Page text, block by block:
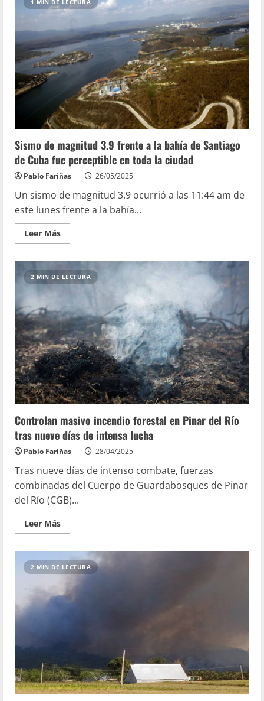
Sismo de magnitud 3.9 frente a la bahía de Santiago
de Cuba fue perceptible en toda la ciudad
Pablo Fariñas 26/05/2025
Un sismo de magnitud 3.9 ocurrió a las 11:44 am de
este lunes frente a la bahía...
Leer Más
2 MIN DE LECTURA
Controlan masivo incendio forestal en Pinar del Río
tras nueve días de intensa lucha
Pablo Fariñas 28/04/2025
Tras nueve días de intenso combate, fuerzas
combinadas del Cuerpo de Guardabosques de Pinar
del Río (CGB)...
Leer Más
2 MIN DE LECTURA